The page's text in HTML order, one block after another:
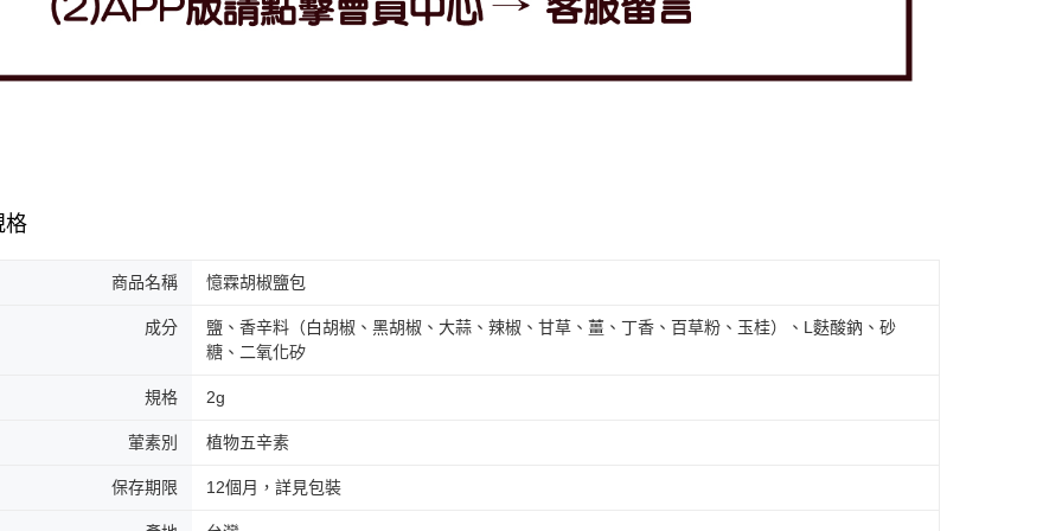
格
商品名稱 憶霖胡椒鹽包
成分
鹽、香辛料（白胡椒、黑胡椒、大蒜、辣椒、甘草、薑、丁香、百草粉、玉桂）、L麩酸鈉、砂
糖、二氧化矽
規格 2g
葷素別 植物五辛素
保存期限 12個月，詳見包裝